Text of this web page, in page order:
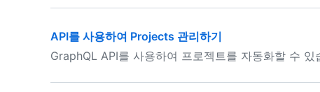
API를 사용하여 Projects 관리하기
GraphQL API를 사용하여 프로젝트를 자동화할 수 있